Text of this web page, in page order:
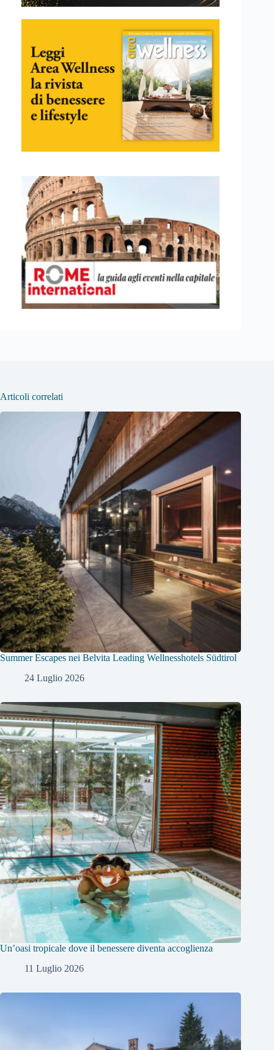
Articoli correlati
Summer Escapes nei Belvita Leading Wellnesshotels Südtirol
24 Luglio 2026
Un’oasi tropicale dove il benessere diventa accoglienza
11 Luglio 2026